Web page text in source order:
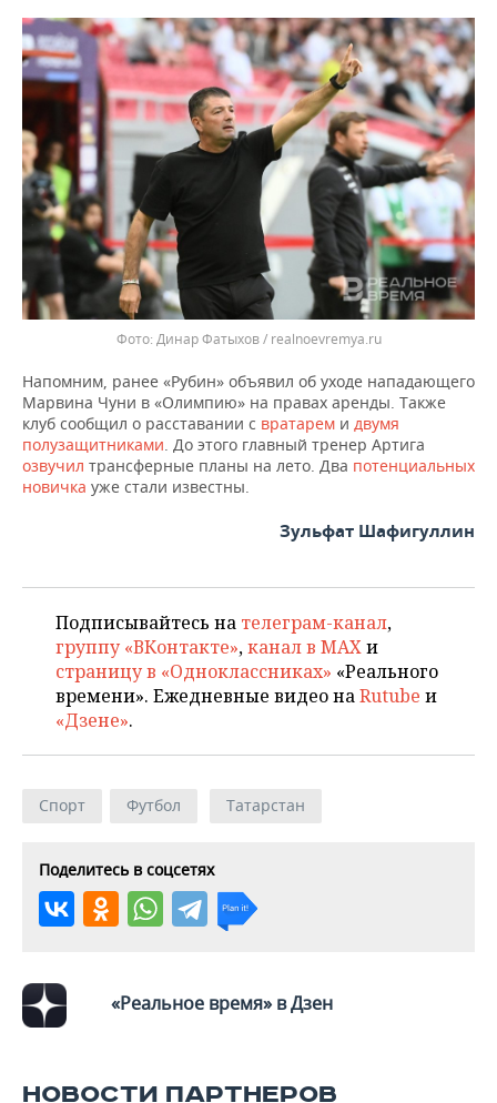
Динар Фатыхов / realnoevremya.ru
Напомним, ранее «Рубин» объявил об уходе нападающего
Марвина Чуни в «Олимпию» на правах аренды. Также
клуб сообщил о расставании с вратарем и двумя
полузащитниками. До этого главный тренер Артига
озвучил трансферные планы на лето. Два потенциальных
новичка уже стали известны.
Зульфат Шафигуллин
Подписывайтесь на телеграм-канал,
группу «ВКонтакте»,канал в MAXи
страницу в «Одноклассниках» «Реального
времени». Ежедневные видео наRutube и
«Дзене».
Спорт Футбол Татарстан
Поделитесь в соцсетях
«Реальное время» в Дзен
НОВОСТИ ПАРТНЕРОВ